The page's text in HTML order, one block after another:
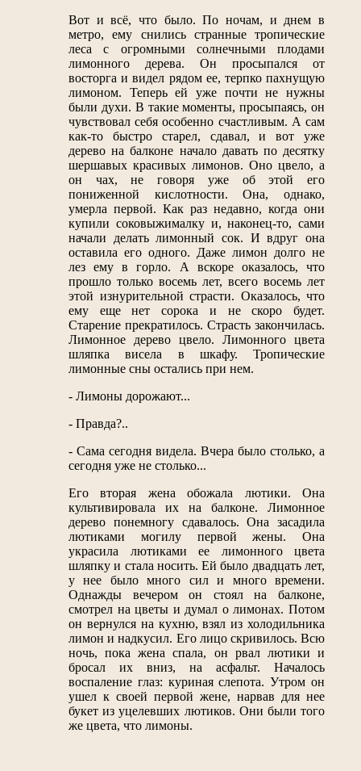
Вот и всё, что было. По ночам, и днем в
метро, ему снились странные тропические
леса с огромными солнечными плодами
лимонного дерева. Он просыпался от
восторга и видел рядом ее, терпко пахнущую
лимоном. Теперь ей уже почти не нужны
были духи. В такие моменты, просыпаясь, он
чувствовал себя особенно счастливым. А сам
как-то быстро старел, сдавал, и вот уже
дерево на балконе начало давать по десятку
шершавых красивых лимонов. Оно цвело, а
он чах, не говоря уже об этой его
пониженной кислотности. Она, однако,
умерла первой. Как раз недавно, когда они
купили соковыжималку и, наконец-то, сами
начали делать лимонный сок. И вдруг она
оставила его одного. Даже лимон долго не
лез ему в горло. А вскоре оказалось, что
прошло только восемь лет, всего восемь лет
этой изнурительной страсти. Оказалось, что
ему еще нет сорока и не скоро будет.
Старение прекратилось. Страсть закончилась.
Лимонное дерево цвело. Лимонного цвета
шляпка висела в шкафу. Тропические
лимонные сны остались при нем.
- Лимоны дорожают...
- Правда?..
- Сама сегодня видела. Вчера было столько, а
сегодня уже не столько...
Его вторая жена обожала лютики. Она
культивировала их на балконе. Лимонное
дерево понемногу сдавалось. Она засадила
лютиками могилу первой жены. Она
украсила лютиками ее лимонного цвета
шляпку и стала носить. Ей было двадцать лет,
у нее было много сил и много времени.
Однажды вечером он стоял на балконе,
смотрел на цветы и думал о лимонах. Потом
он вернулся на кухню, взял из холодильника
лимон и надкусил. Его лицо скривилось. Всю
ночь, пока жена спала, он рвал лютики и
бросал их вниз, на асфальт. Началось
воспаление глаз: куриная слепота. Утром он
ушел к своей первой жене, нарвав для нее
букет из уцелевших лютиков. Они были того
же цвета, что лимоны.